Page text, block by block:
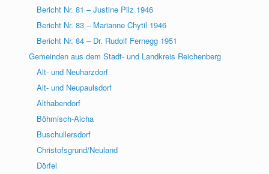
Bericht Nr. 81 – Justine Pilz 1946
Bericht Nr. 83 – Marianne Chytil 1946
Bericht Nr. 84 – Dr. Rudolf Fernegg 1951
Gemeinden aus dem Stadt- und Landkreis Reichenberg
Alt- und Neuharzdorf
Alt- und Neupaulsdorf
Althabendorf
Böhmisch-Aicha
Buschullersdorf
Christofsgrund/Neuland
Dörfel